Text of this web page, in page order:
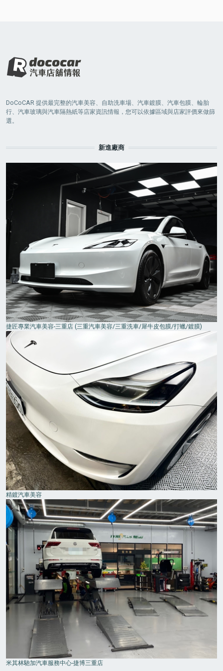
DoCoCAR 提供最完整的汽車美容、自助洗車場、汽車鍍膜、汽車包膜、輪胎
行、汽車玻璃與汽車隔熱紙等店家資訊情報，您可以依據區域與店家評價來做篩
選。
新進廠商
捷匠專業汽車美容-三重店 (三重汽車美容/三重洗車/犀牛皮包膜/打蠟/鍍膜)
精鍍汽車美容
米其林馳加汽車服務中心-捷博三重店